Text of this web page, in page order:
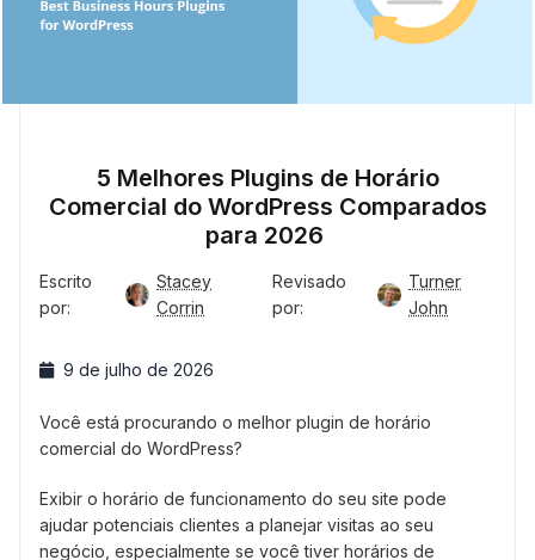
5 Melhores Plugins de Horário
Comercial do WordPress Comparados
para 2026
Escrito
por:
Stacey
Corrin
Revisado
por:
Turner
John
9 de julho de 2026
Você está procurando o melhor plugin de horário
comercial do WordPress?
Exibir o horário de funcionamento do seu site pode
ajudar potenciais clientes a planejar visitas ao seu
negócio, especialmente se você tiver horários de